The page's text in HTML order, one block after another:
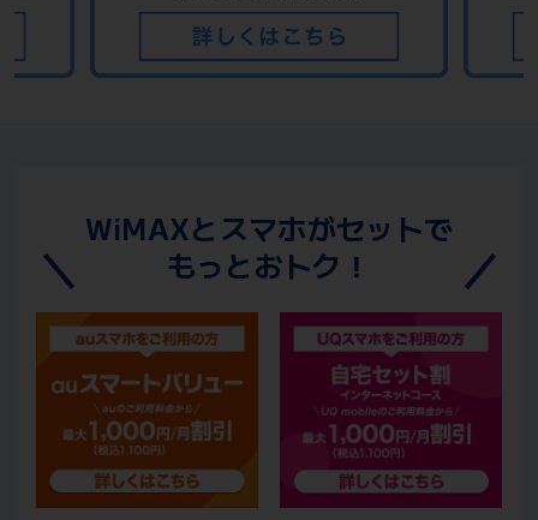
WiMAXとスマホがセットで
もっとおトク！